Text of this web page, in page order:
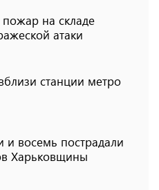
на складе
атаки
станции метро
и восемь пострадали
Харьковщины